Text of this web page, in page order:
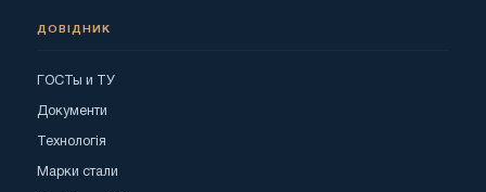
ДОВІДНИК
ГОСТы и ТУ
Документи
Технологія
Марки стали